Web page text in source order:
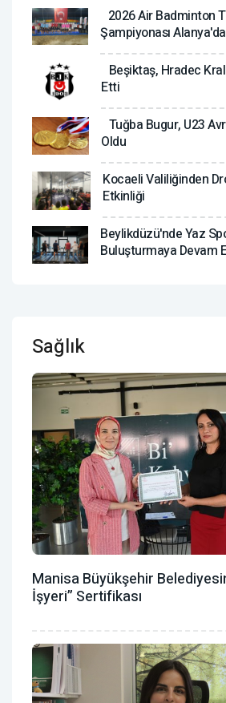
2026 Air Badminton
Şampiyonası
Beşiktaş, Hradec
Etti
Tuğba Bugur, U23
Oldu
Kocaeli Valiliğinden
Etkinliği
Beylikdüzü'nde Yaz
Buluşturmaya Devam
Sağlık
Manisa Büyükşehir
İşyeri” Sertifikası